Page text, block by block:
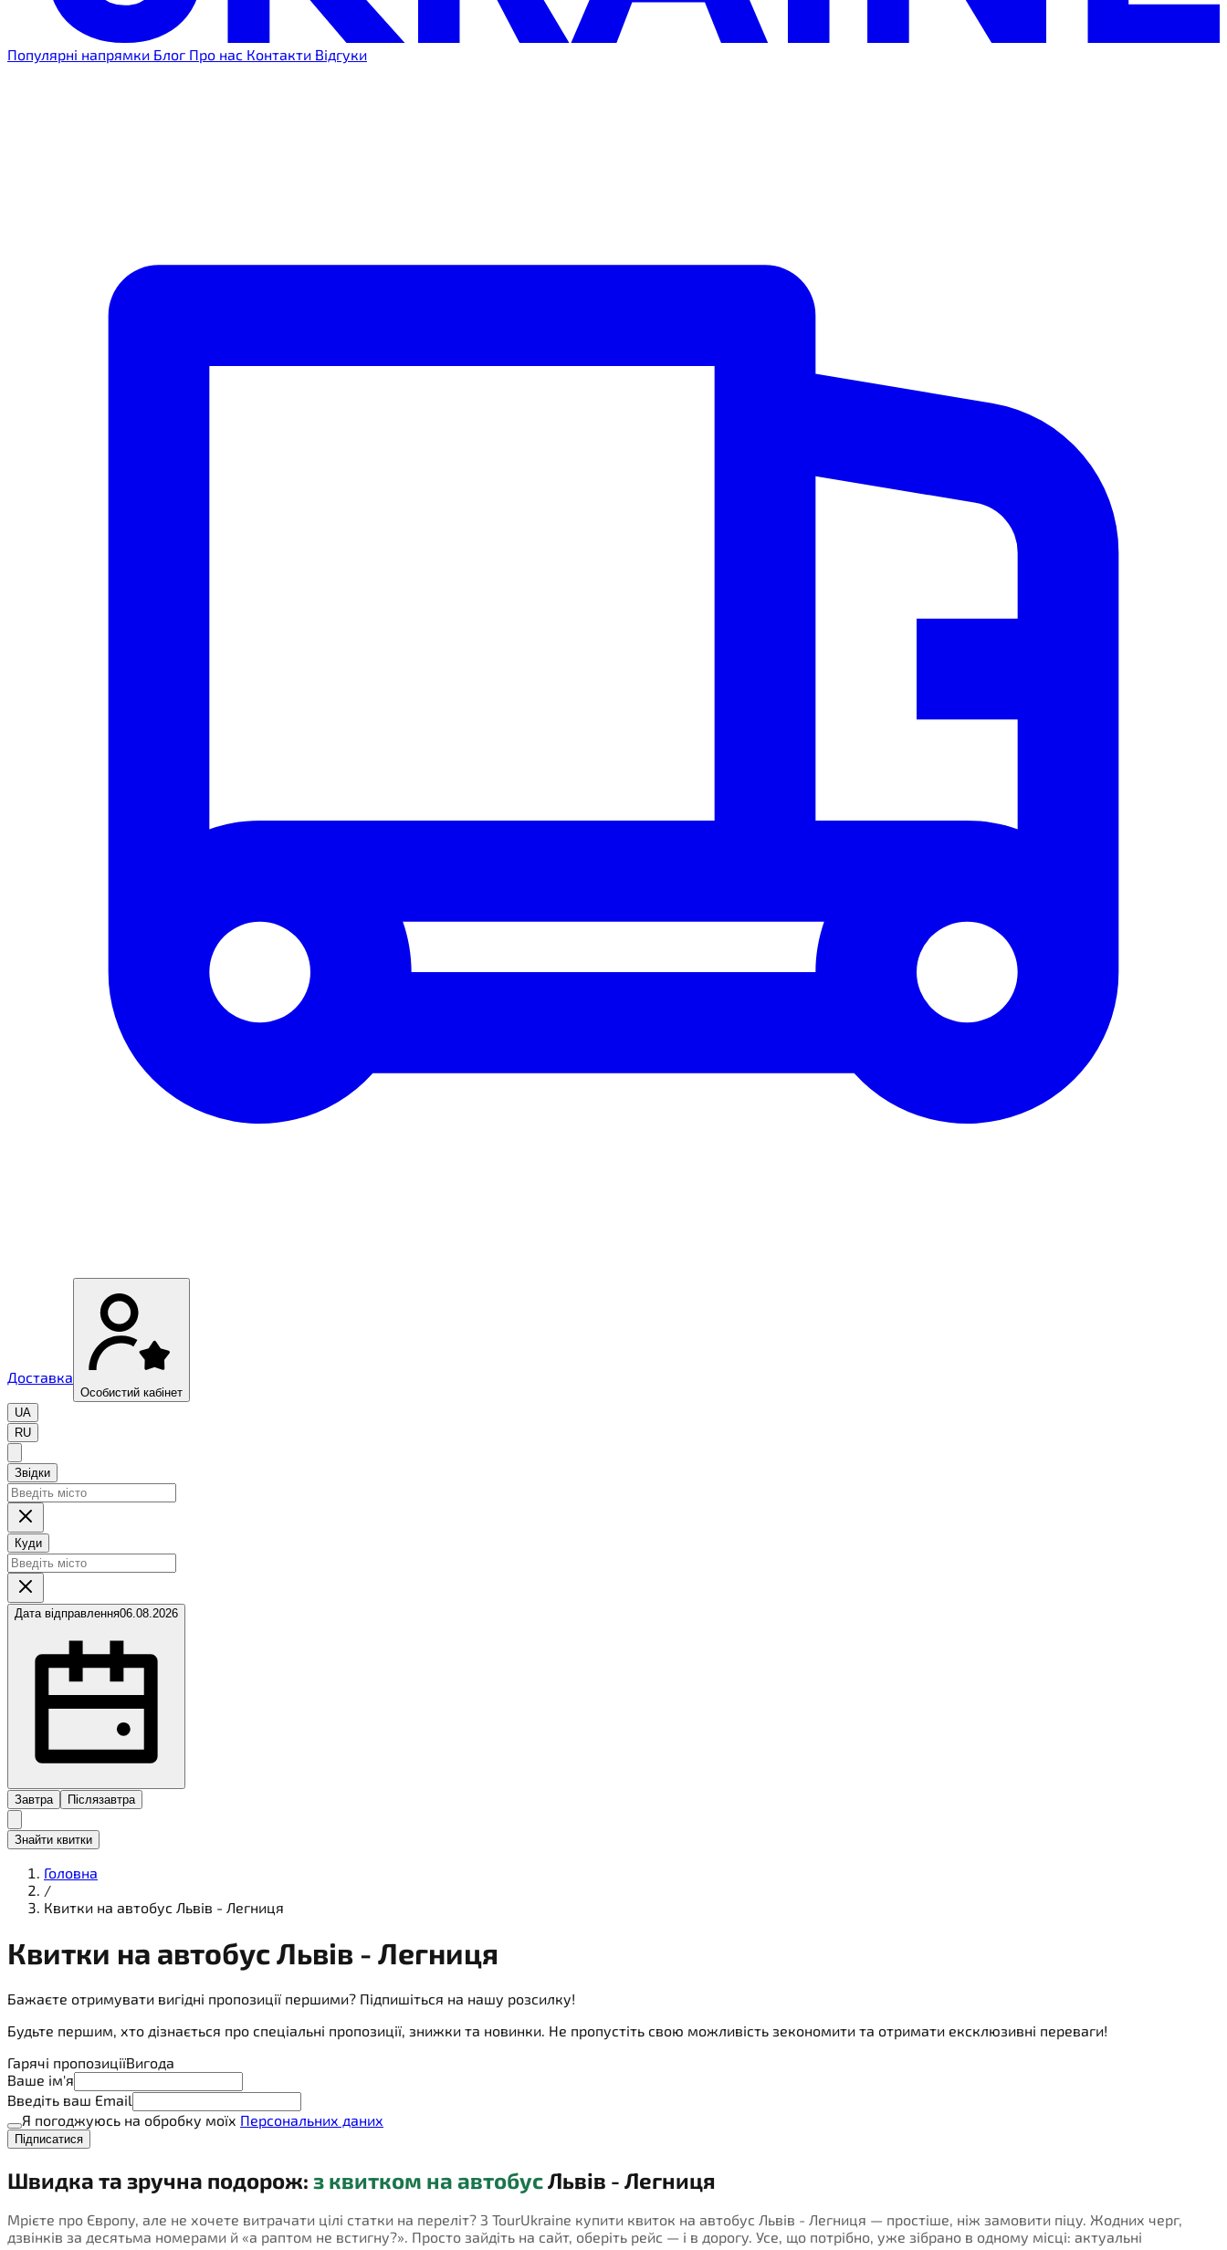
Популярні напрямки Блог Про нас Контакти Відгуки
Доставка
Особистий кабінет
UA
RU
Звідки
Куди
Дата відправлення06.08.2026
Завтра Післязавтра
Знайти квитки
Головна
/
Квитки на автобус Львів - Легниця
Квитки на автобусЛьвів - Легниця
Бажаєте отримувати вигідні пропозиції першими? Підпишіться на нашу розсилку!
Будьте першим, хто дізнається про спеціальні пропозиції, знижки та новинки. Не пропустіть свою можливість зекономити та отримати ексклюзивні переваги!
Гарячі пропозиціїВигода
Ваше ім'я
Введіть ваш Email
Я погоджуюсь на обробку моїх Персональних даних
Підписатися
Швидка та зручна подорож: з квитком на автобусЛьвів - Легниця
Мрієте про Європу, але не хочете витрачати цілі статки на переліт? З TourUkraine купити квиток на автобус Львів - Легниця — простіше, ніж замовити піцу. Жодних черг,
дзвінків за десятьма номерами й «а раптом не встигну?». Просто зайдіть на сайт, оберіть рейс — і в дорогу. Усе, що потрібно, уже зібрано в одному місці: актуальні